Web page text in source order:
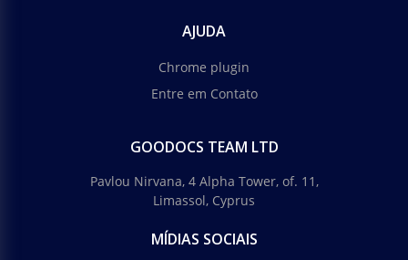
AJUDA
Chrome plugin
Entre em Contato
GOODOCS TEAM LTD
Pavlou Nirvana, 4 Alpha Tower, of. 11,
Limassol, Cyprus
MÍDIAS SOCIAIS